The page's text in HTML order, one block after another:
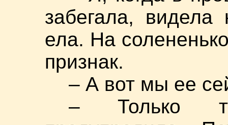
забегала,
ела. На
признак.
– А вот мы ее
– Только